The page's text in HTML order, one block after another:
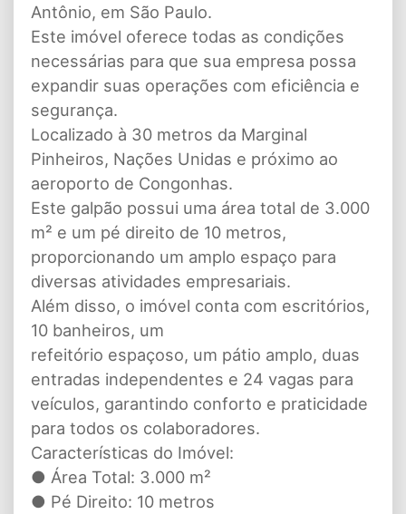
Antônio, em São Paulo.
Este imóvel oferece todas as condições
necessárias para que sua empresa possa
expandir suas operações com eficiência e
segurança.
Localizado à 30 metros da Marginal
Pinheiros, Nações Unidas e próximo ao
aeroporto de Congonhas.
Este galpão possui uma área total de 3.000
m² e um pé direito de 10 metros,
proporcionando um amplo espaço para
diversas atividades empresariais.
Além disso, o imóvel conta com escritórios,
10 banheiros, um
refeitório espaçoso, um pátio amplo, duas
entradas independentes e 24 vagas para
veículos, garantindo conforto e praticidade
para todos os colaboradores.
Características do Imóvel:
● Área Total: 3.000 m²
● Pé Direito: 10 metros